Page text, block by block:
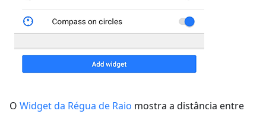
O Widget da Régua de Raio mostra a distância entre